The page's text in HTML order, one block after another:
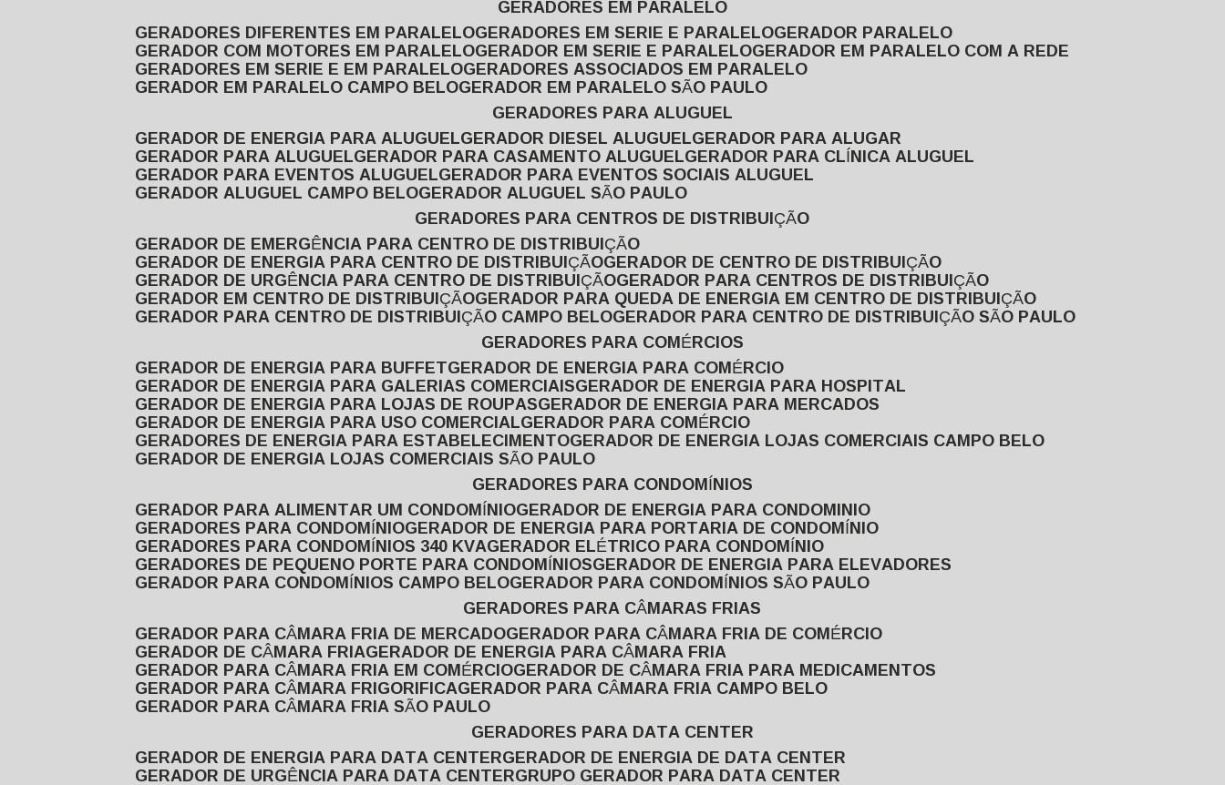
GERADORES EM PARALELO
GERADORES DIFERENTES EM PARALELO GERADORES EM SERIE E PARALELO GERADOR PARALELO
GERADOR COM MOTORES EM PARALELO GERADOR EM SERIE E PARALELO GERADOR EM PARALELO COM A REDE
GERADORES EM SERIE E EM PARALELO GERADORES ASSOCIADOS EM PARALELO
GERADOR EM PARALELO CAMPO BELO GERADOR EM PARALELO SÃO PAULO
GERADORES PARA ALUGUEL
GERADOR DE ENERGIA PARA ALUGUEL GERADOR DIESEL ALUGUEL GERADOR PARA ALUGAR
GERADOR PARA ALUGUEL GERADOR PARA CASAMENTO ALUGUEL GERADOR PARA CLÍNICA ALUGUEL
GERADOR PARA EVENTOS ALUGUEL GERADOR PARA EVENTOS SOCIAIS ALUGUEL
GERADOR ALUGUEL CAMPO BELO GERADOR ALUGUEL SÃO PAULO
GERADORES PARA CENTROS DE DISTRIBUIÇÃO
GERADOR DE EMERGÊNCIA PARA CENTRO DE DISTRIBUIÇÃO
GERADOR DE ENERGIA PARA CENTRO DE DISTRIBUIÇÃO GERADOR DE CENTRO DE DISTRIBUIÇÃO
GERADOR DE URGÊNCIA PARA CENTRO DE DISTRIBUIÇÃO GERADOR PARA CENTROS DE DISTRIBUIÇÃO
GERADOR EM CENTRO DE DISTRIBUIÇÃO GERADOR PARA QUEDA DE ENERGIA EM CENTRO DE DISTRIBUIÇÃO
GERADOR PARA CENTRO DE DISTRIBUIÇÃO CAMPO BELO GERADOR PARA CENTRO DE DISTRIBUIÇÃO SÃO PAULO
GERADORES PARA COMÉRCIOS
GERADOR DE ENERGIA PARA BUFFET GERADOR DE ENERGIA PARA COMÉRCIO
GERADOR DE ENERGIA PARA GALERIAS COMERCIAIS GERADOR DE ENERGIA PARA HOSPITAL
GERADOR DE ENERGIA PARA LOJAS DE ROUPAS GERADOR DE ENERGIA PARA MERCADOS
GERADOR DE ENERGIA PARA USO COMERCIAL GERADOR PARA COMÉRCIO
GERADORES DE ENERGIA PARA ESTABELECIMENTO GERADOR DE ENERGIA LOJAS COMERCIAIS CAMPO BELO
GERADOR DE ENERGIA LOJAS COMERCIAIS SÃO PAULO
GERADORES PARA CONDOMÍNIOS
GERADOR PARA ALIMENTAR UM CONDOMÍNIO GERADOR DE ENERGIA PARA CONDOMINIO
GERADORES PARA CONDOMÍNIO GERADOR DE ENERGIA PARA PORTARIA DE CONDOMÍNIO
GERADORES PARA CONDOMÍNIOS 340 KVA GERADOR ELÉTRICO PARA CONDOMÍNIO
GERADORES DE PEQUENO PORTE PARA CONDOMÍNIOS GERADOR DE ENERGIA PARA ELEVADORES
GERADOR PARA CONDOMÍNIOS CAMPO BELO GERADOR PARA CONDOMÍNIOS SÃO PAULO
GERADORES PARA CÂMARAS FRIAS
GERADOR PARA CÂMARA FRIA DE MERCADO GERADOR PARA CÂMARA FRIA DE COMÉRCIO
GERADOR DE CÂMARA FRIA GERADOR DE ENERGIA PARA CÂMARA FRIA
GERADOR PARA CÂMARA FRIA EM COMÉRCIO GERADOR DE CÂMARA FRIA PARA MEDICAMENTOS
GERADOR PARA CÂMARA FRIGORIFICA GERADOR PARA CÂMARA FRIA CAMPO BELO
GERADOR PARA CÂMARA FRIA SÃO PAULO
GERADORES PARA DATA CENTER
GERADOR DE ENERGIA PARA DATA CENTER GERADOR DE ENERGIA DE DATA CENTER
GERADOR DE URGÊNCIA PARA DATA CENTER GRUPO GERADOR PARA DATA CENTER